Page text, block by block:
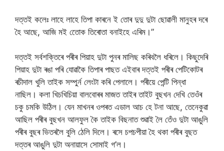
দত্তই কলেঃ লাহে লাহে তিপা কাৰনে ই তোৰ দুদু দুটা ছোৱালী মানুহৰ দৰে
হৈ আছে, আজি মই তোেক তিৰোতা বনাইহে এৰিম।”
দত্তই সৰ্বশক্তিৰে পৰীৰ পিয়াহ দুটা পুনৰ মালিছ কৰিবলৈ ধৰিলে। কিছুদেৰি
পিয়াহ দুটা ৰঙা পৰি যোৱাকৈ তিপাৰ পাছত এইবাৰ দত্তই পৰীৰ পেটিকোটৰ
ৰচীদাল খুলি তাইক সম্পুর্ন লেংটা কৰি পেলালে। পৰীয়ে পেন্টি পিন্ধা
নাছিল। কলা খিচখিচিয়া বালবোৰৰ মাজত তাইৰ তাইট বুছখন দেখি তেওঁৰ
চকু চমকি উঠিল। যেন মাখনৰ ওপৰত এডাল আচ হে টনা আছে, তেনেকুৱা
আছিল পৰীৰ বুছখন আলফুল কৈ তাইক বিছনাত শুৱাই লৈ তেঁও দুটা আঙুলি
পৰীৰ বুছৰ ভিতৰলৈ বুলি ঠেলি দিলে। ৰসে চপচপীয়া হৈ থকা পৰীৰ বুছত
দত্তৰ আঙুলি দুটা অনায়াসে সোমাই গ’ল।